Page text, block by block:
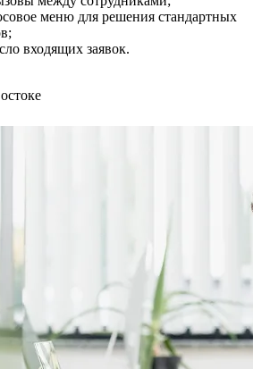
меню для решения стандартных
входящих заявок.